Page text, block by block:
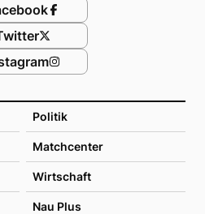
Politik
Matchcenter
Wirtschaft
Nau Plus